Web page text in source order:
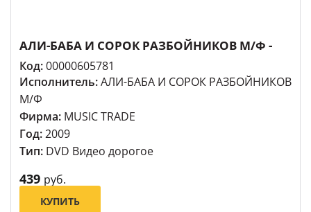
АЛИ-БАБА И СОРОК РАЗБОЙНИКОВ М/Ф -
Код:00000605781
Исполнитель:АЛИ-БАБА И СОРОК РАЗБОЙНИКОВ
М/Ф
Фирма: MUSIC TRADE
Год:2009
Тип: DVD Видео дорогое
439 руб.
КУПИТЬ